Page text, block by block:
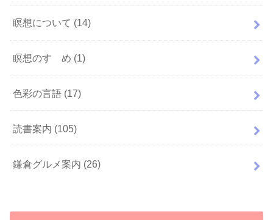
瞑想について (14)
瞑想のすゝめ (1)
色彩の言語 (17)
読書案内 (105)
鎌倉グルメ案内 (26)